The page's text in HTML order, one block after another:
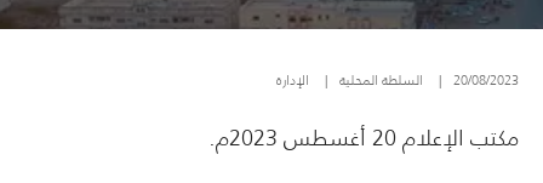
20/08/2023
| السلطة المحلية | الإدارة
مكتب الإعلام 20 أغسطس 2023م.